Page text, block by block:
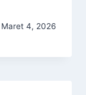
Maret 4, 2026